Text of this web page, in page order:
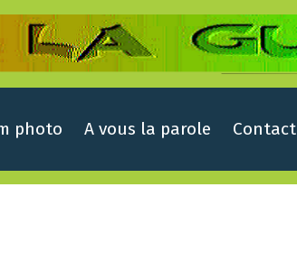
photo A vous la parole Contact